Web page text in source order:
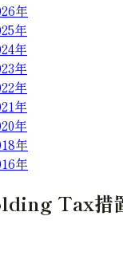
年
年
年
年
年
年
年
年
年
Tax措